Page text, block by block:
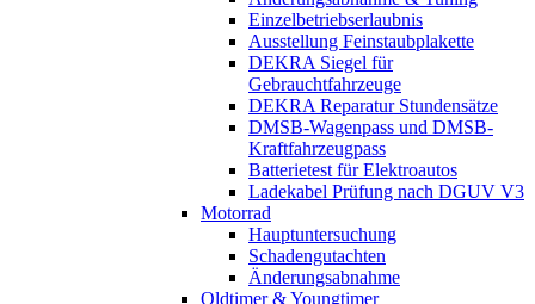
Einzelbetriebserlaubnis
Ausstellung Feinstaubplakette
DEKRA Siegel für
Gebrauchtfahrzeuge
DEKRA Reparatur Stundensätze
DMSB-Wagenpass und DMSB-
Kraftfahrzeugpass
Batterietest für Elektroautos
Ladekabel Prüfung nach DGUV V3
Motorrad
Hauptuntersuchung
Schadengutachten
Änderungsabnahme
Oldtimer & Youngtimer